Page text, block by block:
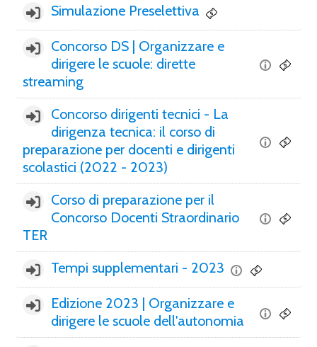
Simulazione Preselettiva
Concorso DS | Organizzare e
dirigere le scuole: dirette
streaming
Concorso dirigenti tecnici - La
dirigenza tecnica: il corso di
preparazione per docenti e dirigenti
scolastici (2022 - 2023)
Corso di preparazione per il
Concorso Docenti Straordinario
TER
Tempi supplementari - 2023
Edizione 2023 | Organizzare e
dirigere le scuole dell'autonomia